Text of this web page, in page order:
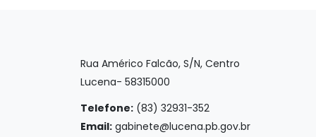
Rua Américo Falcão, S/N, Centro
Lucena- 58315000
Telefone: (83) 32931-352
Email: gabinete@lucena.pb.gov.br